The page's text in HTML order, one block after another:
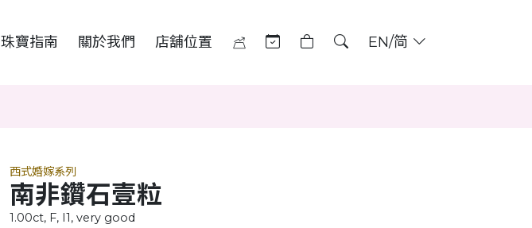
珠寶指南 關於我們 店舖位置 EN/简
西式婚嫁系列
南非鑽石壹粒
1.00ct, F, I1, very good